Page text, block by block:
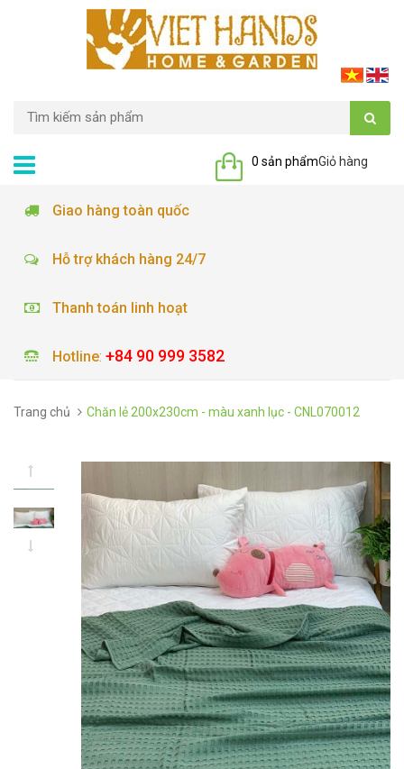
Giỏ hàng
0 sản phẩm
Giao hàng toàn quốc
Hỗ trợ khách hàng 24/7
Thanh toán linh hoạt
Hotline: +84 90 999 3582
Trang chủ Chăn lẻ 200x230cm - màu xanh lục - CNL070012